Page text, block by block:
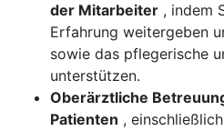
der Mitarbeiter , indem
Erfahrung weitergeben
sowie das pflegerische
unterstützen.
Oberärztliche
Patienten ,